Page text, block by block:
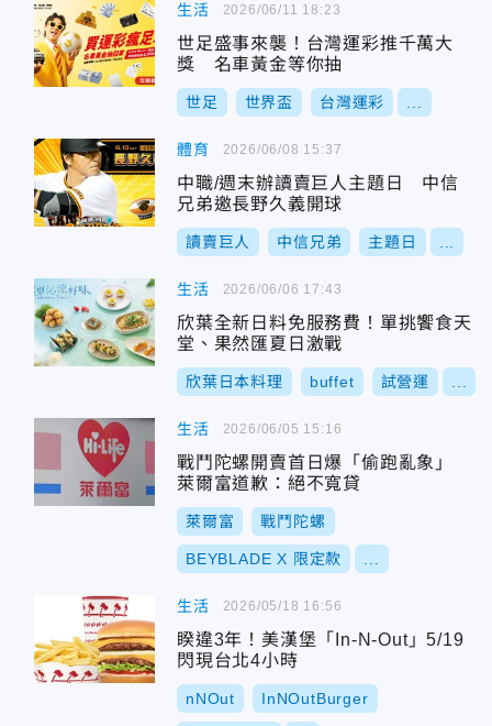
生活
世足盛事來襲！台灣運彩推千萬大
獎 名車黃金等你抽
世足 世界盃 台灣運彩
2026/06/11 18:23
體育
中職/週末辦讀賣巨人主題日 中信
兄弟邀長野久義開球
讀賣巨人 中信兄弟 主題日
2026/06/08 15:37
生活
欣葉全新日料免服務費！單挑饗食天
堂、果然匯夏日激戰
欣葉日本料理 buffet 試營運
2026/06/06 17:43
生活
戰鬥陀螺開賣首日爆「偷跑亂象」
萊爾富道歉：絕不寬貸
萊爾富 戰鬥陀螺
BEYBLADE X 限定款
2026/06/05 15:16
生活
睽違3年！美漢堡「In-N-Out」5/19
閃現台北4小時
nNOut InNOutBurger
2026/05/18 16:56